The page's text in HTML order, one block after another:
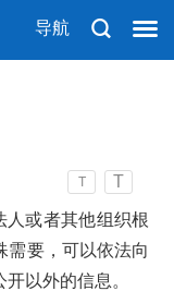
导航
T T
人或者其他组织根
需要，可以依法向
以外的信息。